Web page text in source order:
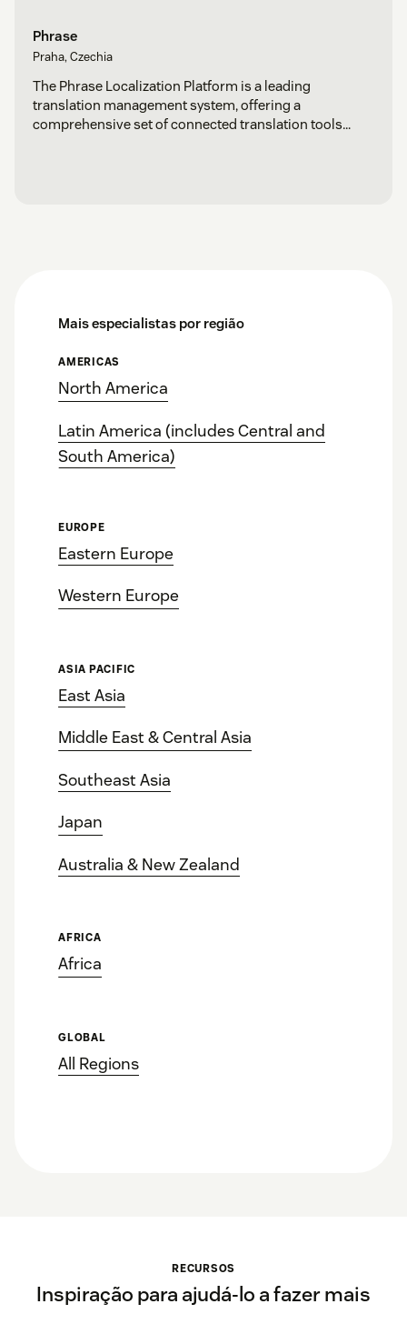
Phrase
Praha, Czechia
The Phrase Localization Platform is a leading
translation management system, offering a
comprehensive set of connected translation tools
Mais especialistas por região
AMERICAS
North America
Latin America (includes Central and
South America)
EUROPE
Eastern Europe
Western Europe
ASIA PACIFIC
East Asia
Middle East & Central Asia
Southeast Asia
Japan
Australia & New Zealand
AFRICA
Africa
GLOBAL
All Regions
RECURSOS
Inspiração para ajudá-lo a fazer mais